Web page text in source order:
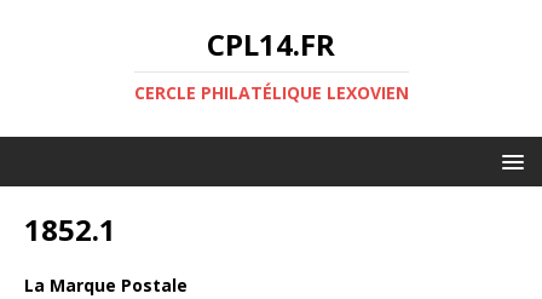
CPL14.FR
CERCLE PHILATÉLIQUE LEXOVIEN
1852.1
La Marque Postale